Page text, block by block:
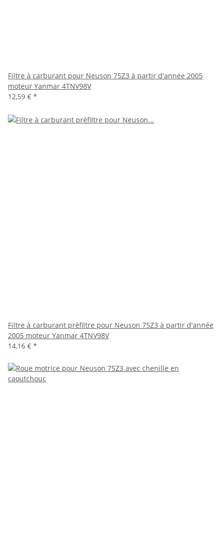
Filtre à carburant pour Neuson 75Z3 à partir d'année 2005
moteur Yanmar 4TNV98V
12,59 € *
Filtre à carburant prèfiltre pour Neuson 75Z3 à partir d'année
2005 moteur Yanmar 4TNV98V
14,16 € *